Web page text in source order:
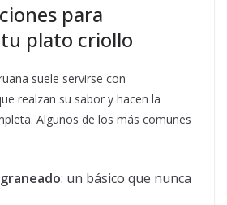
para
plato criollo
suele servirse con
realzan su sabor y hacen la
Algunos de los más comunes
: un básico que nunca